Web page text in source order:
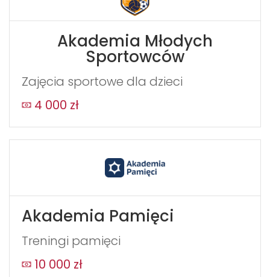
Akademia Młodych
Sportowców
Zajęcia sportowe dla dzieci
4 000 zł
Akademia Pamięci
Treningi pamięci
10 000 zł